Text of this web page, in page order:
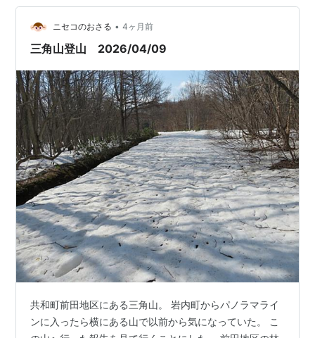
ニセコのおさる • 4ヶ月前
三角山登山 2026/04/09
共和町前田地区にある三角山。 岩内町からパノラマライ
ンに入ったら横にある山で以前から気になっていた。 こ